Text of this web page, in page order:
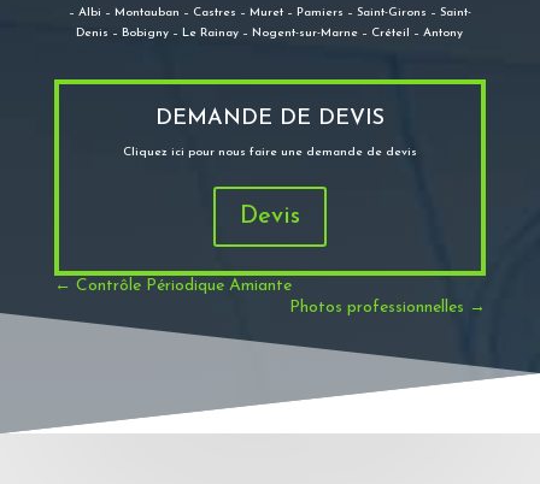
– Albi – Montauban – Castres – Muret – Pamiers – Saint-Girons – Saint-
Denis – Bobigny – Le Rainay – Nogent-sur-Marne – Créteil – Antony
DEMANDE DE DEVIS
Cliquez ici pour nous faire une demande de devis
Devis
← Contrôle Périodique Amiante
Photos professionnelles →